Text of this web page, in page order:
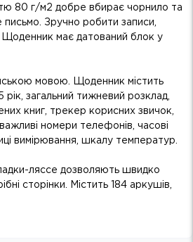
80 г/м2 добре вбирає чорнило та
Зручно робити записи,
має датований блок у
мовою. Щоденник містить
загальний тижневий розклад,
книг, трекер корисних звичок,
номери телефонів, часові
вимірювання, шкалу температур.
ляссе дозволяють швидко
сторінки. Містить 184 аркушів,